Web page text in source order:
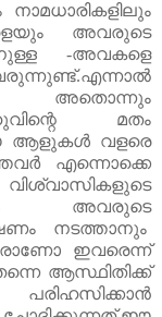
അവരുടെ
-അവകളെ
അതൊന്നും
മതം
ഈ ആളുകൾ വളരെ
എന്നൊക്കെ
അവരുടെ
നടത്താനും
ഇവരെന്ന്
ആസ്ഥിതിക്ക്‌